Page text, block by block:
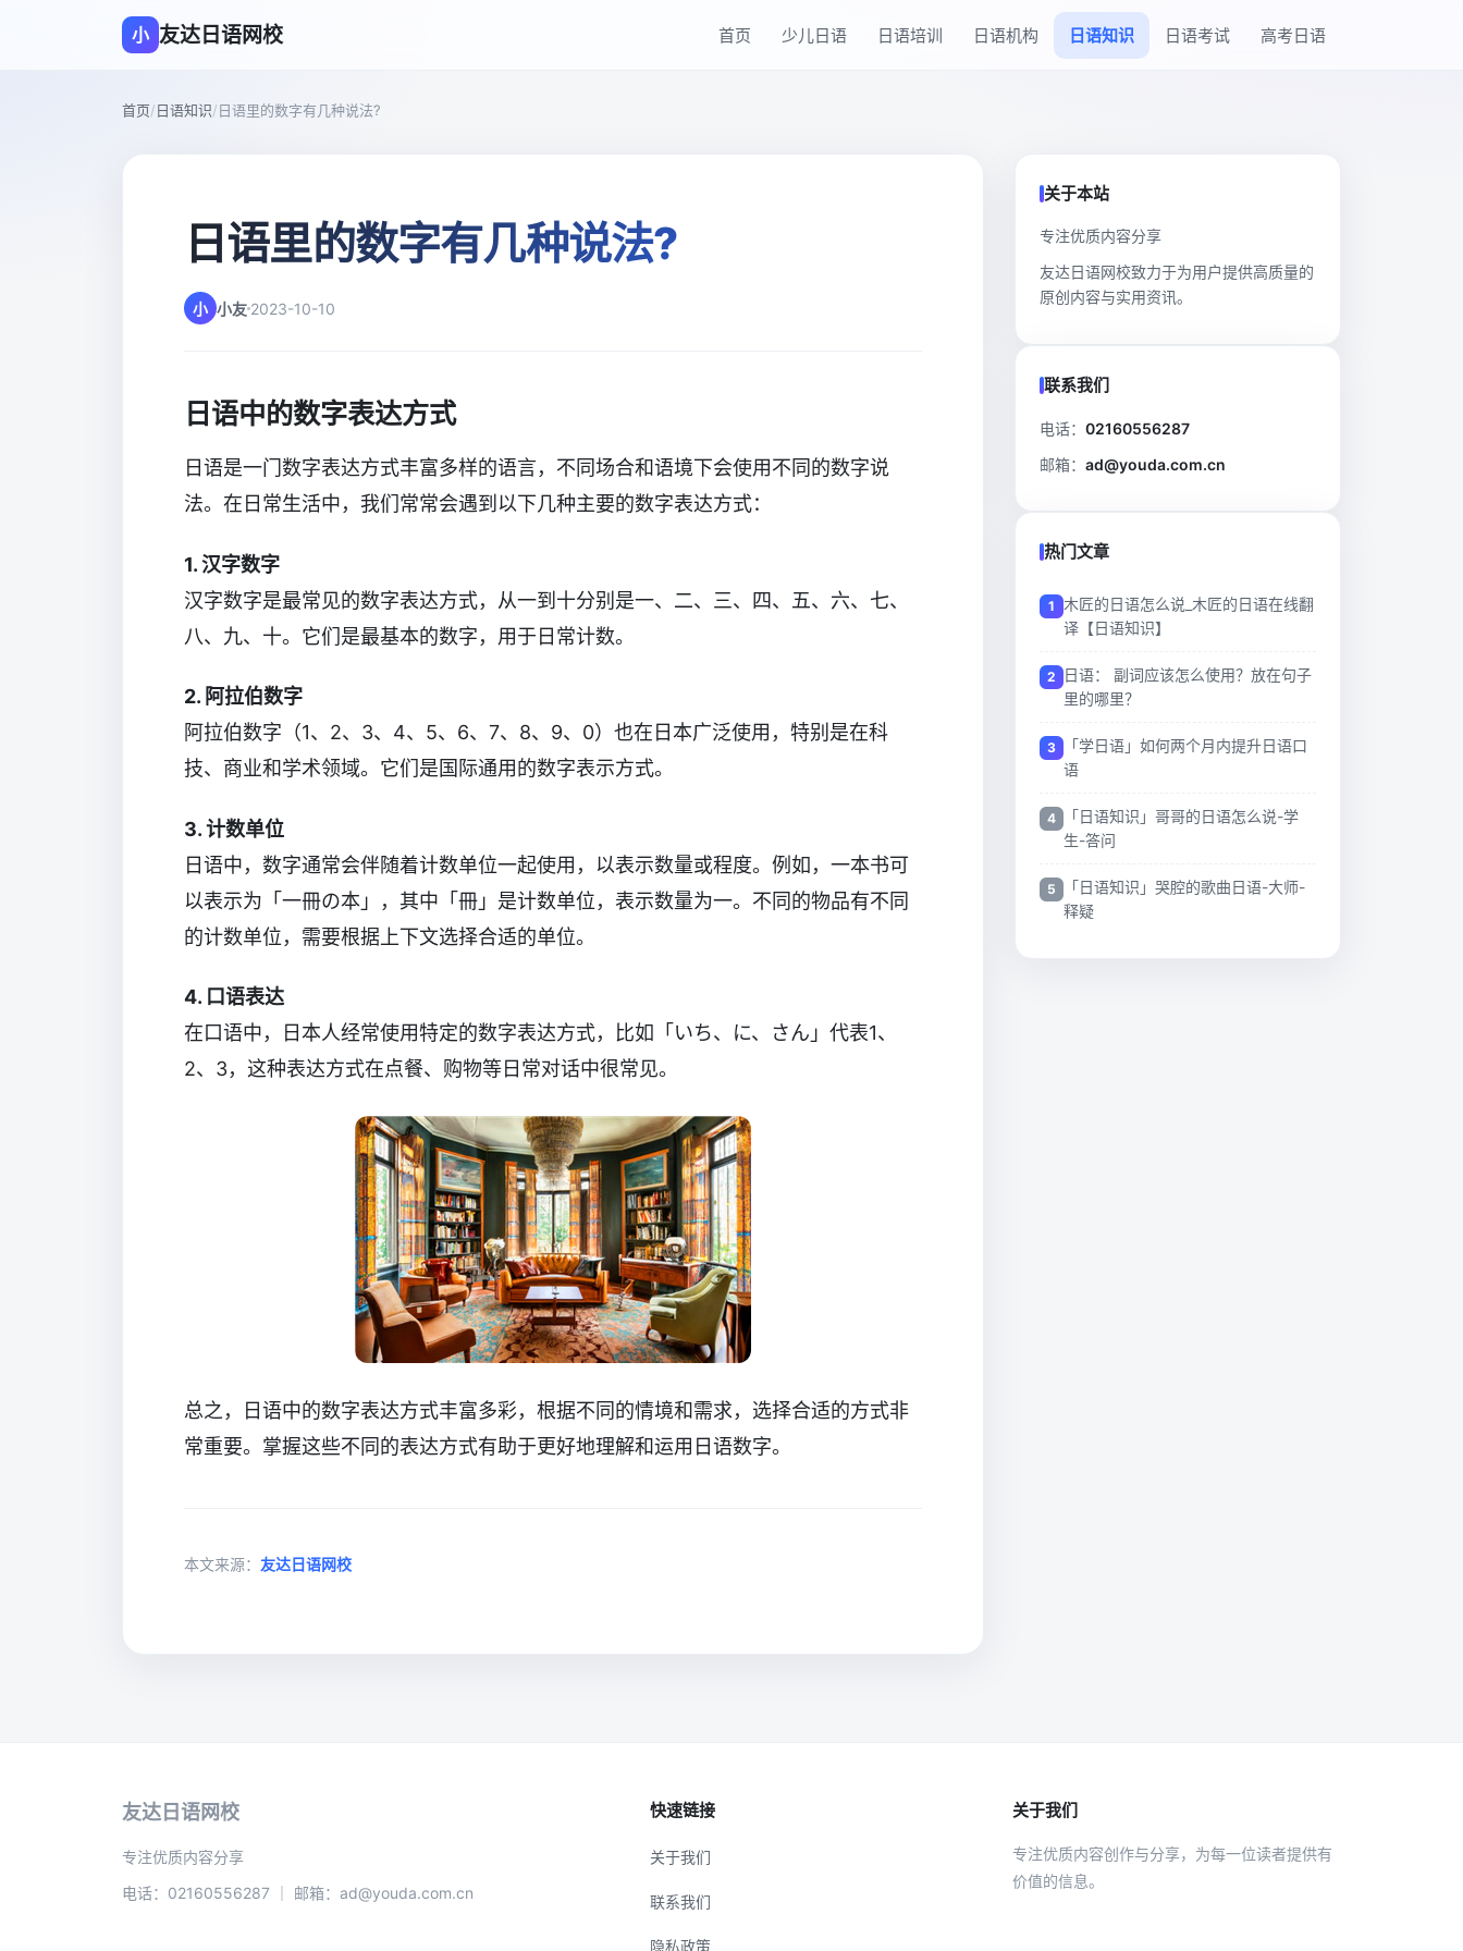
小 友达日语网校 首页 少儿日语 日语培训 日语机构 日语知识 日语考试 高考日语
首页/日语知识/日语里的数字有几种说法?
日语里的数字有几种说法?
小 小友 2023-10-10
日语中的数字表达方式
日语是一门数字表达方式丰富多样的语言，不同场合和语境下会使用不同的数字说
法。在日常生活中，我们常常会遇到以下几种主要的数字表达方式：
1. 汉字数字
汉字数字是最常见的数字表达方式，从一到十分别是一、二、三、四、五、六、七、
八、九、十。它们是最基本的数字，用于日常计数。
2. 阿拉伯数字
阿拉伯数字（1、2、3、4、5、6、7、8、9、0）也在日本广泛使用，特别是在科
技、商业和学术领域。它们是国际通用的数字表示方式。
3. 计数单位
日语中，数字通常会伴随着计数单位一起使用，以表示数量或程度。例如，一本书可
以表示为「一冊の本」，其中「冊」是计数单位，表示数量为一。不同的物品有不同
的计数单位，需要根据上下文选择合适的单位。
4. 口语表达
在口语中，日本人经常使用特定的数字表达方式，比如「いち、に、さん」代表1、
2、3，这种表达方式在点餐、购物等日常对话中很常见。
总之，日语中的数字表达方式丰富多彩，根据不同的情境和需求，选择合适的方式非
常重要。掌握这些不同的表达方式有助于更好地理解和运用日语数字。
本文来源： 友达日语网校
关于本站
专注优质内容分享
友达日语网校致力于为用户提供高质量的
原创内容与实用资讯。
联系我们
电话： 02160556287
邮箱： ad@youda.com.cn
热门文章
木匠的日语怎么说_木匠的日语在线翻
译【日语知识】
日语： 副词应该怎么使用？放在句子
里的哪里？
「学日语」如何两个月内提升日语口
语
「日语知识」哥哥的日语怎么说-学
生-答问
「日语知识」哭腔的歌曲日语-大师-
释疑
友达日语网校
专注优质内容分享
电话：02160556287 ｜ 邮箱：ad@youda.com.cn
快速链接
关于我们
联系我们
隐私政策
关于我们
专注优质内容创作与分享，为每一位读者提供有
价值的信息。